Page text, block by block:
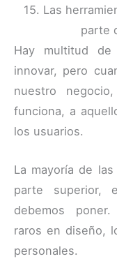
15. Las
parte
Hay multitud
innovar, pero
nuestro
funciona, a
los usuarios.
La mayoría de
parte
debemos
raros en diseño,
personales.